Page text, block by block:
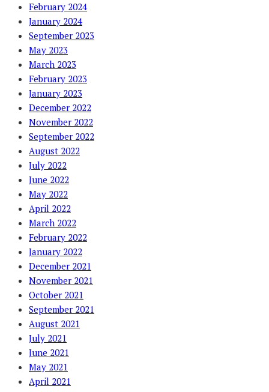
February 2024
January 2024
September 2023
May 2023
March 2023
February 2023
January 2023
December 2022
November 2022
September 2022
August 2022
July 2022
June 2022
May 2022
April 2022
March 2022
February 2022
January 2022
December 2021
November 2021
October 2021
September 2021
August 2021
July 2021
June 2021
May 2021
April 2021